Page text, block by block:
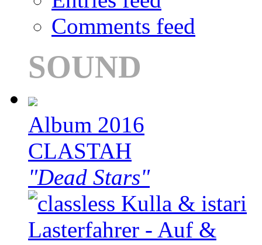
Comments feed
SOUND
Album 2016
CLASTAH
"Dead Stars"